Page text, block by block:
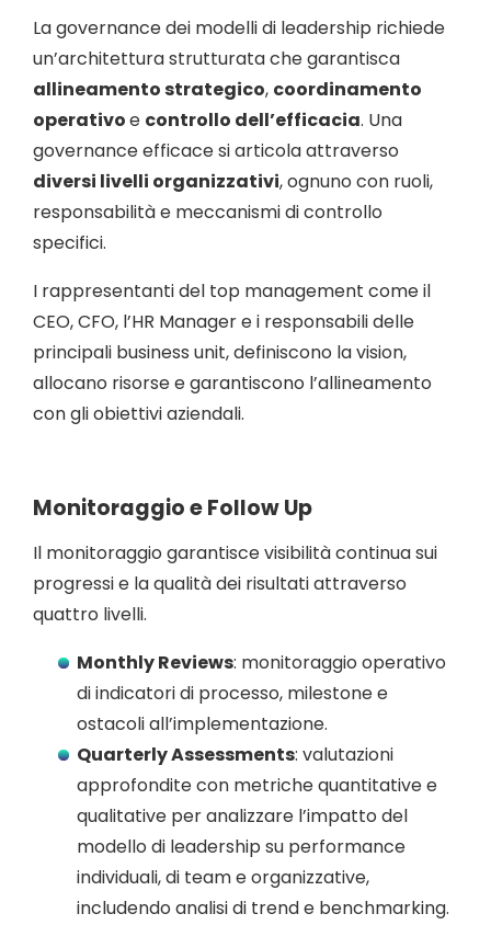
La governance dei modelli di leadership richiede
un’architettura strutturata che garantisca
allineamento strategico, coordinamento
operativoe controllo dell’efficacia. Una
governance efficace si articola attraverso
diversi livelli organizzativi, ognuno con ruoli,
responsabilità e meccanismi di controllo
specifici.
I rappresentanti del top management come il
CEO, CFO, l’HR Manager e i responsabili delle
principali business unit, definiscono la vision,
allocano risorse e garantiscono l’allineamento
con gli obiettivi aziendali.
Monitoraggio e Follow Up
Il monitoraggio garantisce visibilità continua sui
progressi e la qualità dei risultati attraverso
quattro livelli.
Monthly Reviews: monitoraggio operativo
di indicatori di processo, milestone e
ostacoli all’implementazione.
Quarterly Assessments: valutazioni
approfondite con metriche quantitative e
qualitative per analizzare l’impatto del
modello di leadership su performance
individuali, di team e organizzative,
includendo analisi di trend e benchmarking.